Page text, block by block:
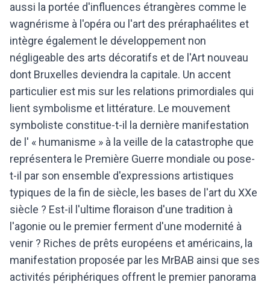
aussi la portée d'influences étrangères comme le
wagnérisme à l'opéra ou l'art des préraphaélites et
intègre également le développement non
négligeable des arts décoratifs et de l'Art nouveau
dont Bruxelles deviendra la capitale. Un accent
particulier est mis sur les relations primordiales qui
lient symbolisme et littérature. Le mouvement
symboliste constitue-t-il la dernière manifestation
de l' « humanisme » à la veille de la catastrophe que
représentera le Première Guerre mondiale ou pose-
t-il par son ensemble d'expressions artistiques
typiques de la fin de siècle, les bases de l'art du XXe
siècle ? Est-il l'ultime floraison d'une tradition à
l'agonie ou le premier ferment d'une modernité à
venir ? Riches de prêts européens et américains, la
manifestation proposée par les MrBAB ainsi que ses
activités périphériques offrent le premier panorama